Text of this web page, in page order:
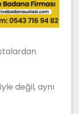
değil, aynı